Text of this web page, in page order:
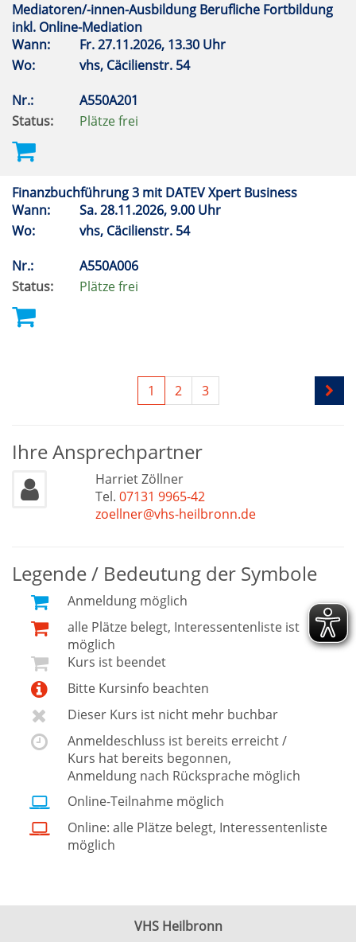
Mediatoren/-innen-Ausbildung Berufliche Fortbildung
inkl. Online-Mediation
Wann:
Fr.27.11.2026, 13.30 Uhr
Wo:
vhs, Cäcilienstr. 54
Nr.:
A550A201
Status:
Plätze frei
Finanzbuchführung 3 mit DATEV Xpert Business
Wann:
Sa.28.11.2026, 9.00 Uhr
Wo:
vhs, Cäcilienstr. 54
Nr.:
A550A006
Status:
Plätze frei
1 2 3
Ihre Ansprechpartner
Harriet Zöllner
Tel. 07131 9965-42
zoellner@vhs-heilbronn.de
Legende / Bedeutung der Symbole
Anmeldung möglich
alle Plätze belegt, Interessentenliste ist
möglich
Kurs ist beendet
Bitte Kursinfo beachten
Dieser Kurs ist nicht mehr buchbar
Anmeldeschluss ist bereits erreicht /
Kurs hat bereits begonnen,
Anmeldung nach Rücksprache möglich
Online-Teilnahme möglich
Online: alle Plätze belegt, Interessentenliste
möglich
VHS Heilbronn